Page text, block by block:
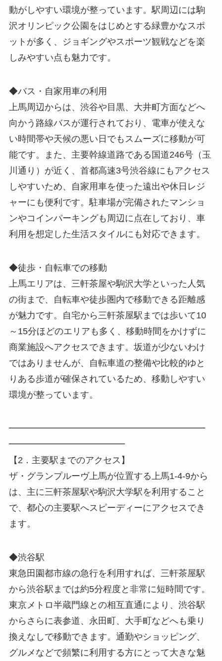
動がしやすい環境が整っています。駅周辺には駒
沢オリンピック公園をはじめとする緑豊かなスポ
ットが多く、ジョギングやスポーツ観戦などを楽
しみやすい点も魅力です。
◆バス・自家用車の利用
上馬周辺からは、渋谷や目黒、大井町方面などへ
向かう路線バスが運行されており、電車が使えな
い時間帯や天候の悪い日でもスムーズに移動が可
能です。また、主要幹線道路である国道246号（玉
川通り）が近く、首都高速3号渋谷線にもアクセス
しやすいため、自家用車を使った遠出や休日レジ
ャーにも便利です。駐車場が完備されたマンショ
ンやコインパーキングも周辺に点在しており、車
利用を想定した生活スタイルにも対応できます。
◆徒歩・自転車での移動
上馬エリアは、三軒茶屋や駒沢大学といった人気
の街まで、自転車や徒歩圏内で移動できる距離感
が魅力です。自宅から三軒茶屋駅までは歩いて10
～15分ほどのエリアも多く、移動時間をかけずに
商業施設へアクセスできます。坂道が少ないわけ
ではありませんが、自転車道の整備や比較的ゆと
りある歩道が確保されているため、移動しやすい
環境が整っています。
━━━━━━━━━━━━━━━━━━━━━━
━━━━━━━━━━━━━
【2．主要駅までのアクセス】
ザ・グランプルーヴ上馬が位置する上馬1-4-9から
は、主に三軒茶屋駅や駒沢大学駅を利用すること
で、都心の主要駅へスピーディーにアクセスでき
ます。
◆渋谷駅
東急田園都市線の急行を利用すれば、三軒茶屋駅
から渋谷駅までは約5分程度と非常に短時間です。
東京メトロ半蔵門線との相互直通により、渋谷駅
からさらに表参道、永田町、大手町などへも乗り
換えなしで移動できます。通勤やショッピング、
グルメなどで頻繁に利用する方にとって大きな魅